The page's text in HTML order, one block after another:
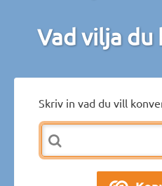
Vad vilja du
Skriv in vad du vill